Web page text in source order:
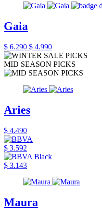
Gaia
$ 6.290 $ 4.990
MID SEASON PICKS
Aries
$ 4.490
$ 3.592
$ 3.143
Maura